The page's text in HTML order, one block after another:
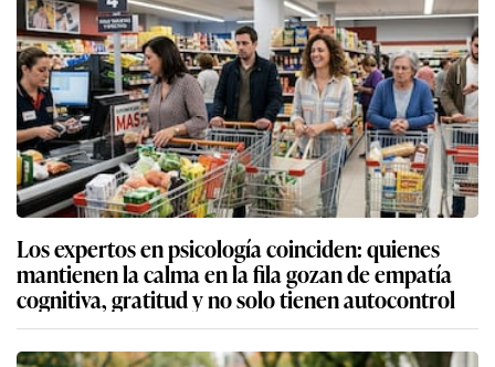
Los expertos en psicología coinciden: quienes
mantienen la calma en la fila gozan de empatía
cognitiva, gratitud y no solo tienen autocontrol